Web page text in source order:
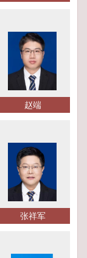
赵端
张祥军